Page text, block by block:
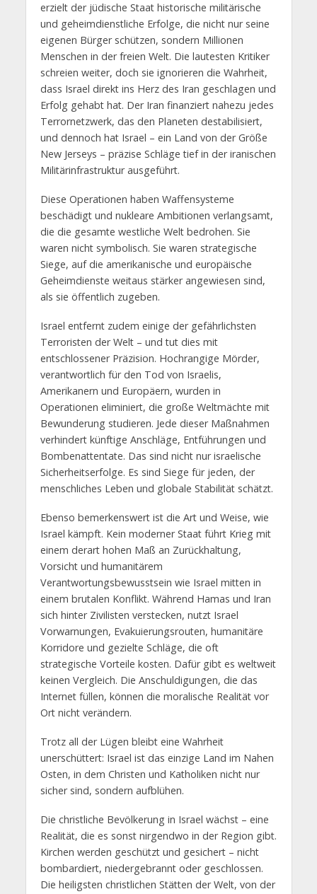
erzielt der jüdische Staat historische militärische
und geheimdienstliche Erfolge, die nicht nur seine
eigenen Bürger schützen, sondern Millionen
Menschen in der freien Welt. Die lautesten Kritiker
schreien weiter, doch sie ignorieren die Wahrheit,
dass Israel direkt ins Herz des Iran geschlagen und
Erfolg gehabt hat. Der Iran finanziert nahezu jedes
Terrornetzwerk, das den Planeten destabilisiert,
und dennoch hat Israel – ein Land von der Größe
New Jerseys – präzise Schläge tief in der iranischen
Militärinfrastruktur ausgeführt.
Diese Operationen haben Waffensysteme
beschädigt und nukleare Ambitionen verlangsamt,
die die gesamte westliche Welt bedrohen. Sie
waren nicht symbolisch. Sie waren strategische
Siege, auf die amerikanische und europäische
Geheimdienste weitaus stärker angewiesen sind,
als sie öffentlich zugeben.
Israel entfernt zudem einige der gefährlichsten
Terroristen der Welt – und tut dies mit
entschlossener Präzision. Hochrangige Mörder,
verantwortlich für den Tod von Israelis,
Amerikanern und Europäern, wurden in
Operationen eliminiert, die große Weltmächte mit
Bewunderung studieren. Jede dieser Maßnahmen
verhindert künftige Anschläge, Entführungen und
Bombenattentate. Das sind nicht nur israelische
Sicherheitserfolge. Es sind Siege für jeden, der
menschliches Leben und globale Stabilität schätzt.
Ebenso bemerkenswert ist die Art und Weise, wie
Israel kämpft. Kein moderner Staat führt Krieg mit
einem derart hohen Maß an Zurückhaltung,
Vorsicht und humanitärem
Verantwortungsbewusstsein wie Israel mitten in
einem brutalen Konflikt. Während Hamas und Iran
sich hinter Zivilisten verstecken, nutzt Israel
Vorwarnungen, Evakuierungsrouten, humanitäre
Korridore und gezielte Schläge, die oft
strategische Vorteile kosten. Dafür gibt es weltweit
keinen Vergleich. Die Anschuldigungen, die das
Internet füllen, können die moralische Realität vor
Ort nicht verändern.
Trotz all der Lügen bleibt eine Wahrheit
unerschüttert: Israel ist das einzige Land im Nahen
Osten, in dem Christen und Katholiken nicht nur
sicher sind, sondern aufblühen.
Die christliche Bevölkerung in Israel wächst – eine
Realität, die es sonst nirgendwo in der Region gibt.
Kirchen werden geschützt und gesichert – nicht
bombardiert, niedergebrannt oder geschlossen.
Die heiligsten christlichen Stätten der Welt, von der